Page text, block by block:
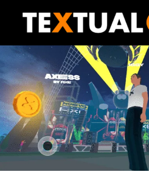
TEXTUAL